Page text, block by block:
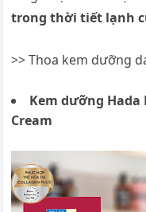
trong thời tiết lạnh
>> Thoa kem dưỡng
Kem dưỡng
Cream